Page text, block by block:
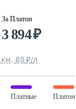
За Платон
3 894₽
км, 80 ₽/л
Платные Платон